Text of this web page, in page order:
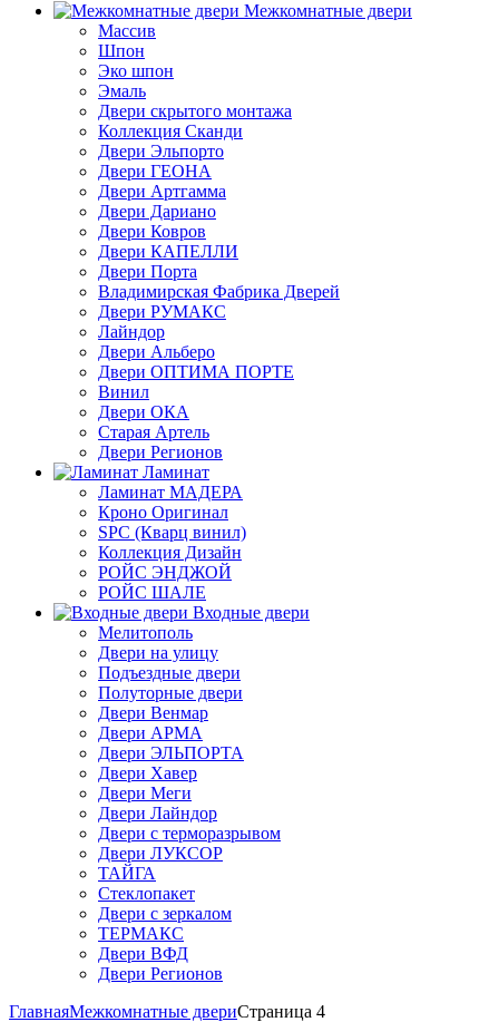
Межкомнатные двери
Массив
Шпон
Эко шпон
Эмаль
Двери скрытого монтажа
Коллекция Сканди
Двери Эльпорто
Двери ГЕОНА
Двери Артгамма
Двери Дариано
Двери Ковров
Двери КАПЕЛЛИ
Двери Порта
Владимирская Фабрика Дверей
Двери РУМАКС
Лайндор
Двери Альберо
Двери ОПТИМА ПОРТЕ
Винил
Двери ОКА
Старая Артель
Двери Регионов
Ламинат
Ламинат МАДЕРА
Кроно Оригинал
SPC (Кварц винил)
Коллекция Дизайн
РОЙС ЭНДЖОЙ
РОЙС ШАЛЕ
Входные двери
Мелитополь
Двери на улицу
Подъездные двери
Полуторные двери
Двери Венмар
Двери АРМА
Двери ЭЛЬПОРТА
Двери Хавер
Двери Меги
Двери Лайндор
Двери с терморазрывом
Двери ЛУКСОР
ТАЙГА
Стеклопакет
Двери с зеркалом
ТЕРМАКС
Двери ВФД
Двери Регионов
ГлавнаяМежкомнатные двериСтраница 4